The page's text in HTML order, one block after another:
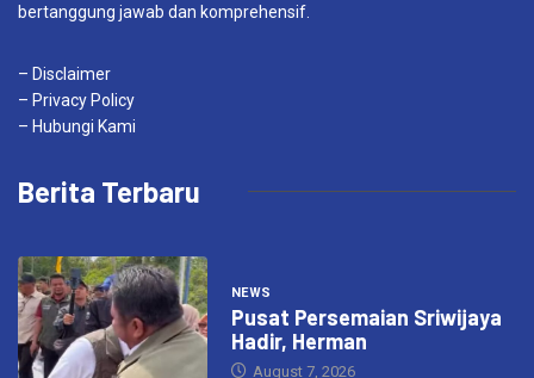
bertanggung jawab dan komprehensif.
– Disclaimer
– Privacy Policy
– Hubungi Kami
Berita Terbaru
NEWS
Pusat Persemaian Sriwijaya
Hadir, Herman
August 7, 2026